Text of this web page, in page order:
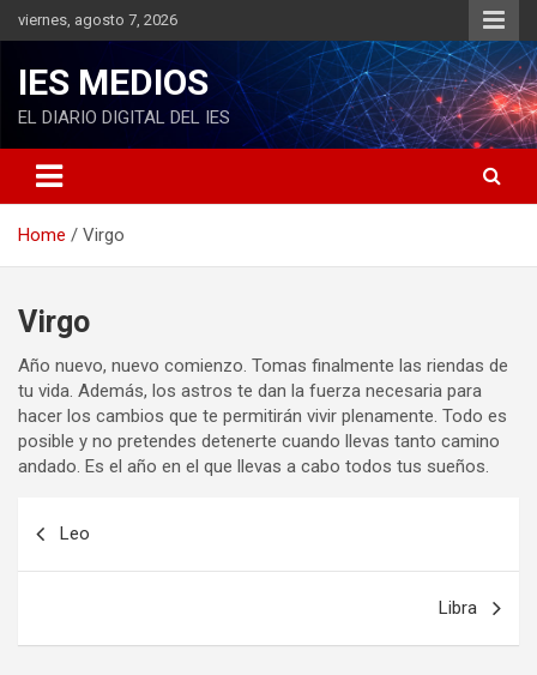
k
e
viernes, agosto 7, 2026
IES MEDIOS
EL DIARIO DIGITAL DEL IES
Home Virgo
Virgo
Año nuevo, nuevo comienzo. Tomas finalmente las riendas de
tu vida. Además, los astros te dan la fuerza necesaria para
hacer los cambios que te permitirán vivir plenamente. Todo es
posible y no pretendes detenerte cuando llevas tanto camino
andado. Es el año en el que llevas a cabo todos tus sueños.
Leo
Libra